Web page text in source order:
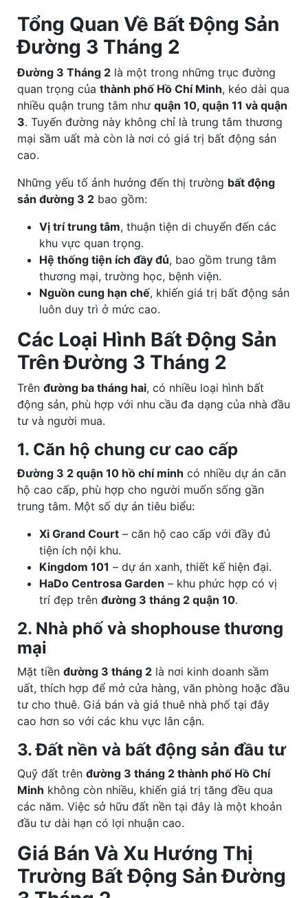
Tổng Quan Về Bất Động Sản
Đường 3 Tháng 2
Đường 3 Tháng 2 là một trong những trục đường
quan trọng của thành phố Hồ Chí Minh, kéo dài qua
nhiều quận trung tâm như quận 10, quận 11 và quận
3. Tuyến đường này không chỉ là trung tâm thương
mại sầm uất mà còn là nơi có giá trị bất động sản
cao.
Những yếu tố ảnh hưởng đến thị trường bất động
sản đường 3 2 bao gồm:
Vị trí trung tâm, thuận tiện di chuyển đến các
khu vực quan trọng.
Hệ thống tiện ích đầy đủ, bao gồm trung tâm
thương mại, trường học, bệnh viện.
Nguồn cung hạn chế, khiến giá trị bất động sản
luôn duy trì ở mức cao.
Các Loại Hình Bất Động Sản
Trên Đường 3 Tháng 2
Trên đường ba tháng hai, có nhiều loại hình bất
động sản, phù hợp với nhu cầu đa dạng của nhà đầu
tư và người mua.
1. Căn hộ chung cư cao cấp
Đường 3 2 quận 10 hồ chí minh có nhiều dự án căn
hộ cao cấp, phù hợp cho người muốn sống gần
trung tâm. Một số dự án tiêu biểu:
Xi Grand Court – căn hộ cao cấp với đầy đủ
tiện ích nội khu.
Kingdom 101 – dự án xanh, thiết kế hiện đại.
HaDo Centrosa Garden – khu phức hợp có vị
trí đẹp trên đường 3 tháng 2 quận 10.
2. Nhà phố và shophouse thương
mại
Mặt tiền đường 3 tháng 2 là nơi kinh doanh sầm
uất, thích hợp để mở cửa hàng, văn phòng hoặc đầu
tư cho thuê. Giá bán và giá thuê nhà phố tại đây
cao hơn so với các khu vực lân cận.
3. Đất nền và bất động sản đầu tư
Quỹ đất trên đường 3 tháng 2 thành phố Hồ Chí
Minh không còn nhiều, khiến giá trị tăng đều qua
các năm. Việc sở hữu đất nền tại đây là một khoản
đầu tư dài hạn có lợi nhuận cao.
Giá Bán Và Xu Hướng Thị
Trường Bất Động Sản Đường